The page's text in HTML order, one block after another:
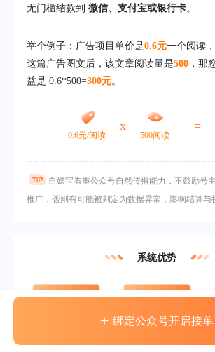
无门槛结款到 微信、支付宝或银行卡。
举个例子：广告项目单价是0.6元一个阅读
这篇广告图文后，该文章阅读量是500 ，那
益是 0.6*500=300元。
0.6元/阅读
x
500阅读
=
自媒宝看重公众号自然传播能力，不鼓励号
推广，否则有可能被判定为数据异常，影响结算与
系统优势
广告单价高 收益到账快
已有40万公众号在自媒宝接单
+ 绑定公众号开启接单